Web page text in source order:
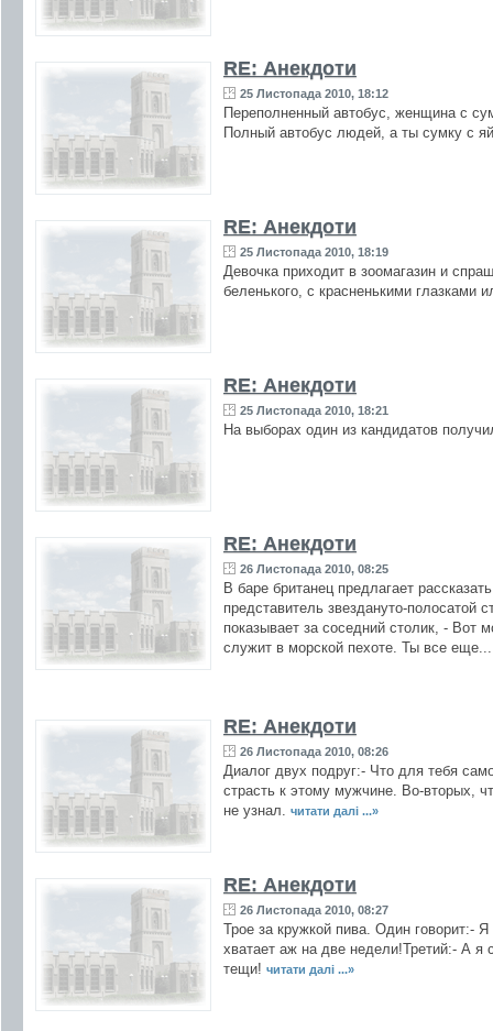
RE: Анекдоти
25 Листопада 2010, 18:12
Переполненный автобус, женщина с
Полный автобус людей, а ты сумку с
RE: Анекдоти
25 Листопада 2010, 18:19
Девочка приходит в зоомагазин и
беленького, с красненькими
RE: Анекдоти
25 Листопада 2010, 18:21
На выборах один из кандидатов
RE: Анекдоти
26 Листопада 2010, 08:25
В баре британец предлагает
представитель звездануто-полосатой
показывает за соседний столик, -
служит в морской пехоте. Ты все
RE: Анекдоти
26 Листопада 2010, 08:26
Диалог двух подруг:- Что для тебя
страсть к этому мужчине. Во-вторых,
не узнал. читати далі ...»
RE: Анекдоти
26 Листопада 2010, 08:27
Трое за кружкой пива. Один говорит:-
хватает аж на две недели!Третий:- А
тещи! читати далі ...»